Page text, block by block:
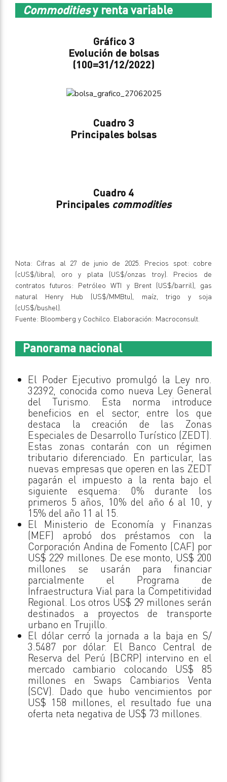
Commoditiesy renta variable
Gráfico 3
Evolución de bolsas
(100=31/12/2022)
Cuadro 3
Principales bolsas
Cuadro 4
Principales commodities
Nota: Cifras al 27 de junio de 2025. Precios spot: cobre
(cUS$/libra), oro y plata (US$/onzas troy). Precios de
contratos futuros: Petróleo WTI y Brent (US$/barril), gas
natural Henry Hub (US$/MMBtu), maíz, trigo y soja
(cUS$/bushel).
Fuente: Bloomberg y Cochilco. Elaboración: Macroconsult.
Panorama nacional
El Poder Ejecutivo promulgó la Ley nro.
32392, conocida como nueva Ley General
del Turismo. Esta norma introduce
beneficios en el sector, entre los que
destaca la creación de las Zonas
Especiales de Desarrollo Turístico (ZEDT).
Estas zonas contarán con un régimen
tributario diferenciado. En particular, las
nuevas empresas que operen en las ZEDT
pagarán el impuesto a la renta bajo el
siguiente esquema: 0% durante los
primeros 5 años, 10% del año 6 al 10, y
15% del año 11 al 15.
El Ministerio de Economía y Finanzas
(MEF) aprobó dos préstamos con la
Corporación Andina de Fomento (CAF) por
US$ 229 millones. De ese monto, US$ 200
millones se usarán para financiar
parcialmente el Programa de
Infraestructura Vial para la Competitividad
Regional. Los otros US$ 29 millones serán
destinados a proyectos de transporte
urbano en Trujillo.
El dólar cerró la jornada a la baja en S/
3.5487 por dólar. El Banco Central de
Reserva del Perú (BCRP) intervino en el
mercado cambiario colocando US$ 85
millones en Swaps Cambiarios Venta
(SCV). Dado que hubo vencimientos por
US$ 158 millones, el resultado fue una
oferta neta negativa de US$ 73 millones.